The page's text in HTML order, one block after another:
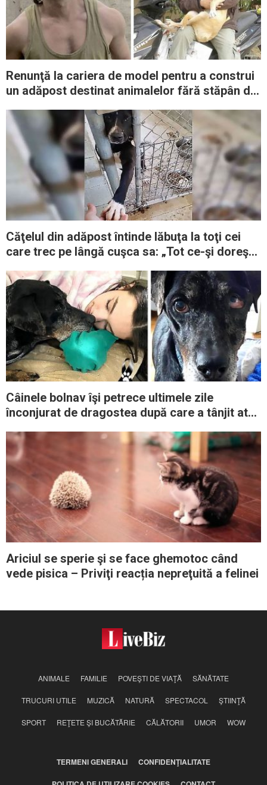
Renunţă la cariera de model pentru a construi
un adăpost destinat animalelor fără stăpân din
Căţelul din adăpost întinde lăbuţa la toţi cei
care trec pe lângă cuşca sa: „Tot ce-şi doreşte
Câinele bolnav îşi petrece ultimele zile
înconjurat de dragostea după care a tânjit ​​atât
Ariciul se sperie şi se face ghemotoc când
vede pisica – Priviţi reacția nepreţuită a felinei
ANIMALE FAMILIE POVEŞTI DE VIAŢĂ SĂNĂTATE
TRUCURI UTILE MUZICĂ NATURĂ SPECTACOL ŞTIINŢĂ
SPORT REŢETE ŞI BUCĂTĂRIE CĂLĂTORII UMOR WOW
TERMENI GENERALI CONFIDENŢIALITATE